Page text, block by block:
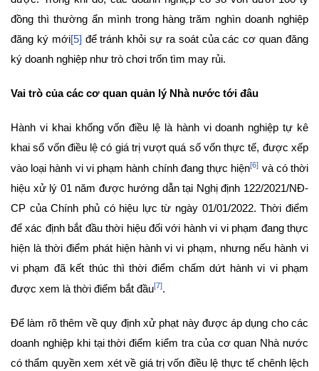
đồng thì thường ẩn mình trong hàng trăm nghìn doanh nghiệp
đăng ký mới[5] để tránh khỏi sự ra soát của các cơ quan đăng
ký doanh nghiệp như trò chơi trốn tìm may rủi.
Vai trò của các cơ quan quản lý Nhà nước tới đâu
Hành vi khai khống vốn điều lệ là hành vi doanh nghiệp tự kê
khai số vốn điều lệ có giá trị vượt quá số vốn thực tế, được xếp
vào loại hành vi vi phạm hành chính đang thực hiện[6] và có thời
hiệu xử lý 01 năm được hướng dẫn tại Nghị định 122/2021/NĐ-
CP của Chính phủ có hiệu lực từ ngày 01/01/2022. Thời điểm
để xác định bắt đầu thời hiệu đối với hành vi vi phạm đang thực
hiện là thời điểm phát hiện hành vi vi phạm, nhưng nếu hành vi
vi phạm đã kết thúc thì thời điểm chấm dứt hành vi vi phạm
được xem là thời điểm bắt đầu[7].
Để làm rõ thêm về quy định xử phạt này được áp dụng cho các
doanh nghiệp khi tại thời điểm kiểm tra của cơ quan Nhà nước
có thẩm quyền xem xét về giá trị vốn điều lệ thực tế chênh lệch